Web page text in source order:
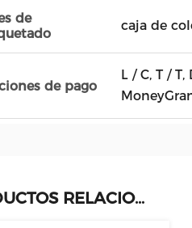
de
caja de
de pago
L / C, T /
PRODUCTOS RELACIONADOS